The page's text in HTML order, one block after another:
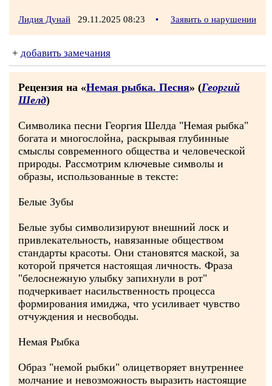
Лидия Дунай 29.11.2025 08:23 • Заявить о нарушении
+ добавить замечания
Рецензия на «Немая рыбка. Песня» (Георгий
Шелд)
Символика песни Георгия Шелда "Немая рыбка"
богата и многослойна, раскрывая глубинные
смыслы современного общества и человеческой
природы. Рассмотрим ключевые символы и
образы, использованные в тексте:
Белые Зубы
Белые зубы символизируют внешний лоск и
привлекательность, навязанные обществом
стандарты красоты. Они становятся маской, за
которой прячется настоящая личность. Фраза
"белоснежную улыбку запихнули в рот"
подчеркивает насильственность процесса
формирования имиджа, что усиливает чувство
отчуждения и несвободы.
Немая Рыбка
Образ "немой рыбки" олицетворяет внутреннее
молчание и невозможность выразить настоящие